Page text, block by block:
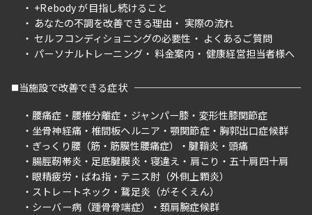
+Rebody が目指し続けること
あなたの不調を改善できる理由
実際の流れ
セルフコンディショニングの必要性
よくあるご質問
パーソナルトレーニング
料金案内 健康経営担当者様へ
当施設で改善できる症状
腰痛症
腰椎分離症 ジャンパー膝
変形性膝関節症
坐骨神経痛
椎間板ヘルニア 顎関節症
胸郭出口症候群
ぎっくり腰（筋・筋膜性腰痛症）
腱鞘炎
頭痛
腸脛靭帯炎
足底腱膜炎 寝違え 肩こり
五十肩四十肩
眼精疲労
ばね指
テニス肘（外側上顆炎）
ストレートネック
鵞足炎（がそくえん）
シーバー病（踵骨骨端症）
頚肩腕症候群